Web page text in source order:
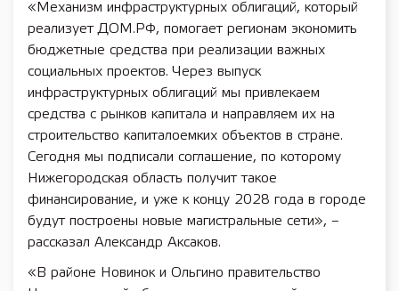
«Механизм инфраструктурных облигаций, который
реализует ДОМ.РФ, помогает регионам экономить
бюджетные средства при реализации важных
социальных проектов. Через выпуск
инфраструктурных облигаций мы привлекаем
средства с рынков капитала и направляем их на
строительство капиталоемких объектов в стране.
Сегодня мы подписали соглашение, по которому
Нижегородская область получит такое
финансирование, и уже к концу 2028 года в городе
будут построены новые магистральные сети», –
рассказал Александр Аксаков.
«В районе Новинок и Ольгино правительство